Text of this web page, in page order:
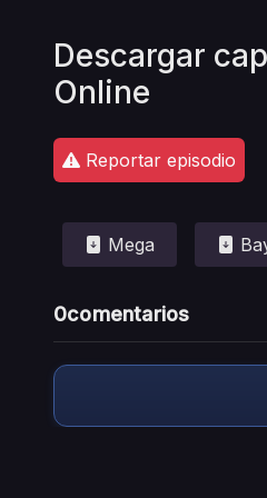
Descargar
Online
Reportar episodio
Mega
0comentarios